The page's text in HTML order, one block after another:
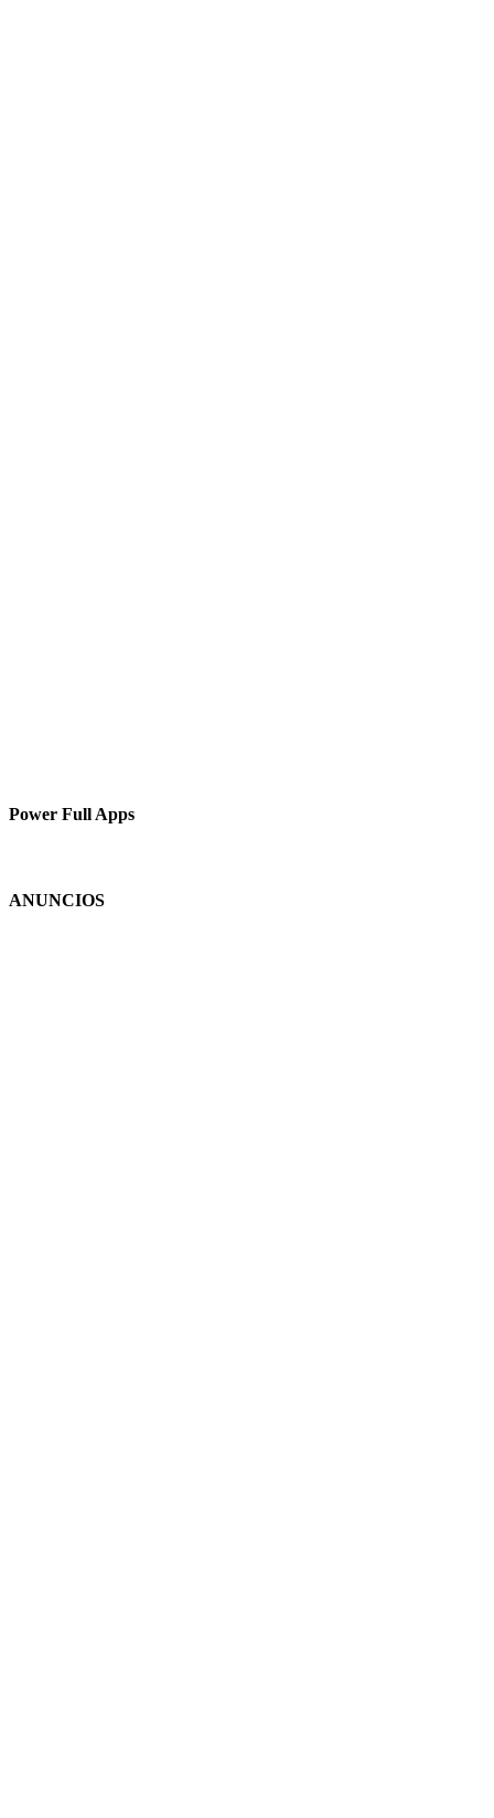
Power Full Apps
ANUNCIOS